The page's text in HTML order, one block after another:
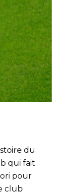
du
qui fait
pour
club